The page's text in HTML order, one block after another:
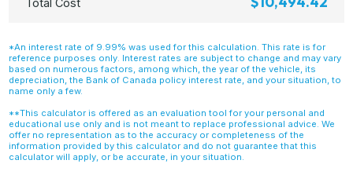
Total Cost
*An interest rate of 9.99% was used for this calculation. This rate is for
reference purposes only. Interest rates are subject to change and may vary
based on numerous factors, among which, the year of the vehicle, its
depreciation, the Bank of Canada policy interest rate, and your situation, to
name only a few.
**This calculator is offered as an evaluation tool for your personal and
educational use only and is not meant to replace professional advice. We
offer no representation as to the accuracy or completeness of the
information provided by this calculator and do not guarantee that this
calculator will apply, or be accurate, in your situation.